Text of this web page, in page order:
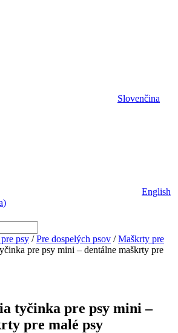
Slovenčina
English
)
psy /Pre dospelých psov /Maškrty pre
pre psy mini – dentálne maškrty pre
tyčinka pre psy mini –
pre malé psy